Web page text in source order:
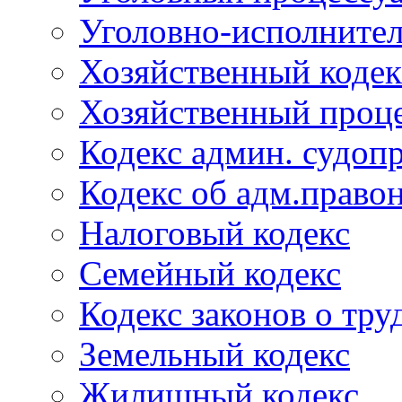
Уголовно-
Хозяйственный
Хозяйственный
Кодекс админ.
Кодекс об
Налоговый кодекс
Семейный кодекс
Кодекс законов о
Земельный кодекс